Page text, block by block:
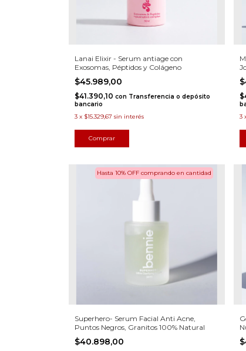
Lanai Elixir - Serum antiage con
Exosomas, Péptidos y Colágeno
$45.989,00
$41.390,10 con Transferencia o depósito
bancario
3 x $15.329,67 sin interés
3
Superhero- Serum Facial Anti Acne,
Puntos Negros, Granitos 100% Natural
$40.898,00
Hasta 10% OFF comprando en cantidad